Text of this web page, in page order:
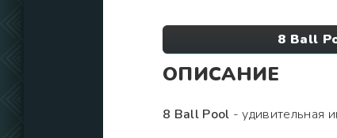
8 Ball
ОПИСАНИЕ
8 Ball Pool - удивительная